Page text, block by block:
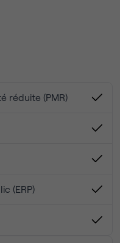
réception
Bordeaux.
de la Garonne
aux coworkers
réduite (PMR)
(ERP)